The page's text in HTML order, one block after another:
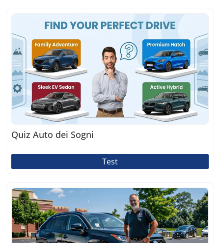
Quiz Auto dei Sogni
Test